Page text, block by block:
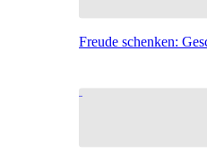
Freude schenken: